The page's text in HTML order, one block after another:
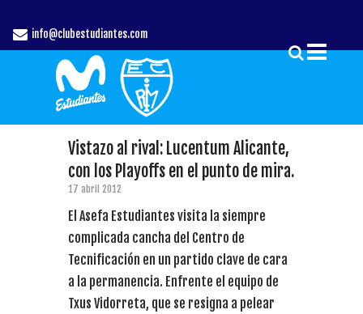
info@clubestudiantes.com
Vistazo al rival: Lucentum Alicante,
con los Playoffs en el punto de mira.
17 abril 2012
El Asefa Estudiantes visita la siempre
complicada cancha del Centro de
Tecnificación en un partido clave de cara
a la permanencia. Enfrente el equipo de
Txus Vidorreta, que se resigna a pelear